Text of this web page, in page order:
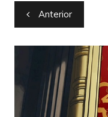
Navegación
de
entradas
Anterior